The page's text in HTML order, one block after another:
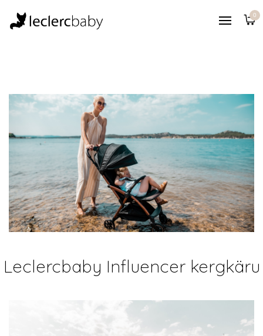
0
Soovinimekiri
Kust soetada?
Leclercbaby Influencer kergkäru